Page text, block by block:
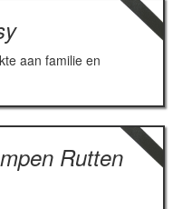
aan familie en
Rutten